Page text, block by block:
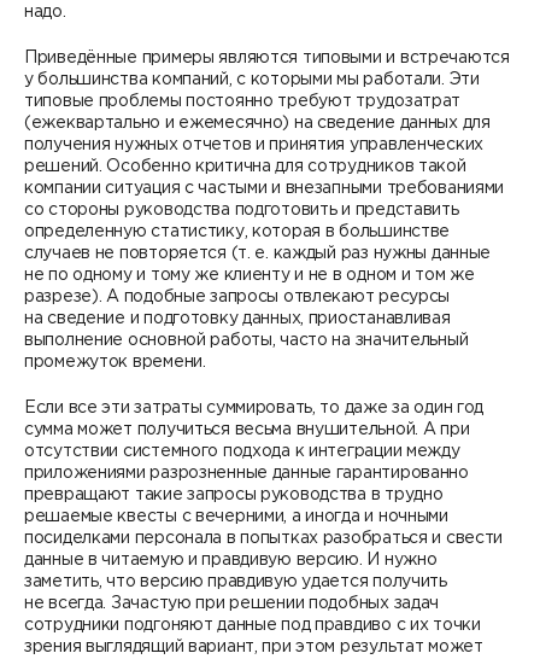
надо.
Приведённые примеры являются типовыми и встречаются
у большинства компаний, с которыми мы работали. Эти
типовые проблемы постоянно требуют трудозатрат
(ежеквартально и ежемесячно) на сведение данных для
получения нужных отчетов и принятия управленческих
решений. Особенно критична для сотрудников такой
компании ситуация с частыми и внезапными требованиями
со стороны руководства подготовить и представить
определенную статистику, которая в большинстве
случаев не повторяется (т. е. каждый раз нужны данные
не по одному и тому же клиенту и не в одном и том же
разрезе). А подобные запросы отвлекают ресурсы
на сведение и подготовку данных, приостанавливая
выполнение основной работы, часто на значительный
промежуток времени.
Если все эти затраты суммировать, то даже за один год
сумма может получиться весьма внушительной. А при
отсутствии системного подхода к интеграции между
приложениями разрозненные данные гарантированно
превращают такие запросы руководства в трудно
решаемые квесты с вечерними, а иногда и ночными
посиделками персонала в попытках разобраться и свести
данные в читаемую и правдивую версию. И нужно
заметить, что версию правдивую удается получить
не всегда. Зачастую при решении подобных задач
сотрудники подгоняют данные под правдиво с их точки
зрения выглядящий вариант, при этом результат может